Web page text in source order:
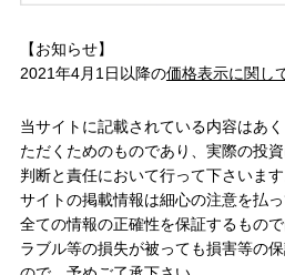
【お知らせ】
2021年4月1日以降の価格表示に関し
当サイトに記載されている内容はあ
ただくためのものであり、実際の投
判断と責任において行って下さいま
サイトの掲載情報は細心の注意を払
全ての情報の正確性を保証するもの
ラブル等の損失が被っても損害等の